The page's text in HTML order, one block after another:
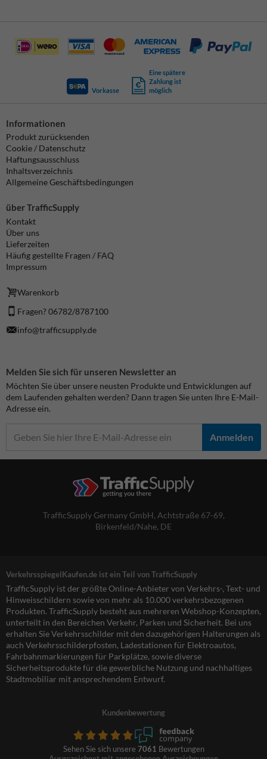
Vorkasse
Eine spätere
Zahlung ist
möglich
Informationen
Produkt zurücksenden
Cookie / Datenschutz
Haftungsausschluss
Inhaltsverzeichnis
Allgemeine Geschäftsbedingungen
über TrafficSupply
Kontakt
Über uns
Lieferzeiten
Häufig gestellte Fragen / FAQ
Impressum
Warenkorb
Fragen? 06782/8787100
info@trafficsupply.de
Melden Sie sich für unseren Newsletter an
Möchten Sie über unsere neusten Produkte und Entwicklungen auf
dem Laufenden gehalten werden? Dann tragen Sie unten Ihre E-Mail-
Adresse ein.
Anmelden
TrafficSupply Germany GmbH, Achtstraße 67-69,
Birkenfeld/Nahe, DE
VerkehrsspiegelKaufen.de ist ein Teil von TrafficSupply
TrafficSupply ist der größte Online-Anbieter von Verkehrs-, Text- und
Hinweisschildern sowie von mehr als 10.000 verkehrsbezogenen
Produkten. TrafficSupply besteht aus mehreren Webshop-Konzepten,
unterteilt in den Bereichen Verkehr, Parken und Sicherheit. Bei uns
erhalten Sie Verkehrsschilder mit den dazugehörigen Halterungen als
auch Verkehrsschilderpfosten, Ladestationen für Elektroautos,
Fahrbahnmarkierungen für Parkplätze, sowie diverse
Sicherheitsprodukte für die gewerbliche Nutzung und nachhaltiges
Stadtmobiliar mit ansprechendem Entwurf.
Kundenbewertung
Sehen Sie sich unsere 7061 Bewertungen